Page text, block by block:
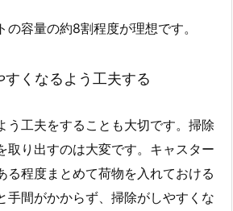
容量の約8割程度が理想です。
くなるよう工夫する
う工夫をすることも大切です。掃除
取り出すのは大変です。キャスター
る程度まとめて荷物を入れておける
手間がかからず、掃除がしやすくな